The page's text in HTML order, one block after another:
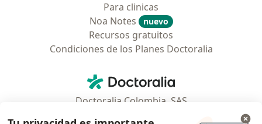
Para clinicas
Noa Notes
nuevo
Recursos gratuitos
Condiciones de los Planes Doctoralia
Doctoralia - Página de inicio
Doctoralia Colombia, SAS